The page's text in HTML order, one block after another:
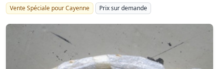
Vente Spéciale pour Cayenne Prix ​​sur demande